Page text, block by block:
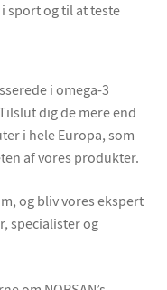
sport og til at teste
i omega-3
dig de mere end
i hele Europa, som
af vores produkter.
og bliv vores ekspert
specialister og